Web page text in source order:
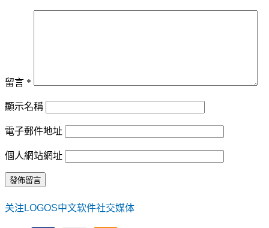
留言 *
顯示名稱
電子郵件地址
個人網站網址
关注LOGOS中文软件社交媒体